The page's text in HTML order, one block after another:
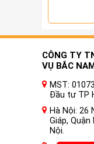
CÔNG TY
VỤ BẮC
MST:
Đầu tư TP
Hà Nội: 26
Giáp,
Nội.